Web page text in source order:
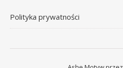
Polityka prywatności